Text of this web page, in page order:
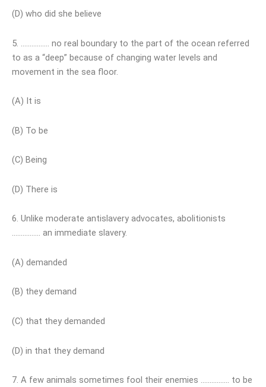
(D) who did she believe
5. ……………. no real boundary to the part of the ocean referred
to as a “deep” because of changing water levels and
movement in the sea floor.
(A) It is
(B) To be
(C) Being
(D) There is
6. Unlike moderate antislavery advocates, abolitionists
……………. an immediate slavery.
(A) demanded
(B) they demand
(C) that they demanded
(D) in that they demand
7. A few animals sometimes fool their enemies ……………. to be